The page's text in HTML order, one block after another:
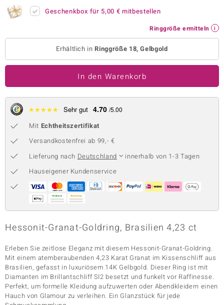
BY DE MELO
Collection
Classics
Geschenkbox für 5,00 € mitbestellen
Ringgröße ermitteln
Erhältlich inRinggröße 18, Gelbgold
In den Warenkorb
★★★★★ Sehr gut 4.70 /5.00
Mit Echtheitszertifikat
Versandkostenfrei ab 99,- €
Lieferung nach Deutschland
innerhalb von 1-3 Tagen
Hauseigener Kundenservice
Hessonit-Granat-Goldring, Brasilien 4,23 ct
Erleben Sie zeitlose Eleganz mit diesem Hessonit-Granat-Goldring.
Mit einem atemberaubenden 4,23 Karat Granat im Kissenschliff aus
Brasilien, gefasst in luxuriösem 14K Gelbgold. Dieser Ring ist mit
Diamanten im Brillantschliff SI2 besetzt und funkelt vor Raffinesse.
Perfekt, um formelle Kleidung aufzuwerten oder Abendkleidern einen
Hauch von Glamour zu verleihen. Ein Glanzstück für jede